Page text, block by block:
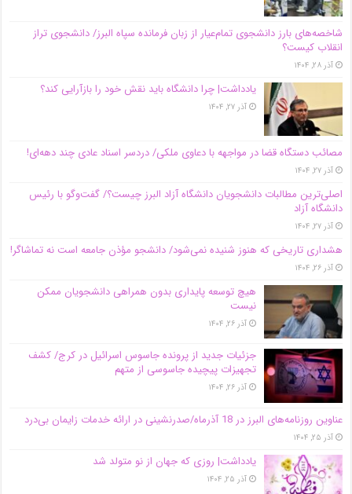
شاخصه‌های بارز دانشجوی تمام‌عیار از زبان فرمانده سپاه البرز/ دانشجوی تراز
انقلاب کیست؟
آذر ۲۸, ۱۴۰۴
یادداشت| چرا دانشگاه باید نقش خود را بازآرایی کند؟
آذر ۲۷, ۱۴۰۴
مصائب دستگاه قضا در مواجهه با دعاوی ملکی/ دردسر اسناد عادی چند‌ دهه‌ای!
آذر ۲۷, ۱۴۰۴
اصلی‌ترین مطالبات دانشجویان دانشگاه آزاد البرز چیست؟/ گفت‌وگو با رئیس
دانشگاه آز‌اد
آذر ۲۷, ۱۴۰۴
هشداری تاریخی که هنوز شنیده نمی‌شود/ دانشجو مؤذن جامعه است نه تماشاگر!
آذر ۲۶, ۱۴۰۴
هیچ توسعه پایداری بدون همراهی دانشجویان ممکن
نیست
آذر ۲۶, ۱۴۰۴
جزئیات جدید از پرونده جاسوس اسرائیل در کرج/‌ کشف
تجهیزات پیچیده جاسوسی از متهم
آذر ۲۶, ۱۴۰۴
عناوین روزنامه‌های البرز در ‌18 آذرماه/صدرنشینی در ارائه خدمات زایمان بی‌درد
آذر ۲۵, ۱۴۰۴
یادداشت| روزی که جهان از نو متولد شد
آذر ۲۵, ۱۴۰۴